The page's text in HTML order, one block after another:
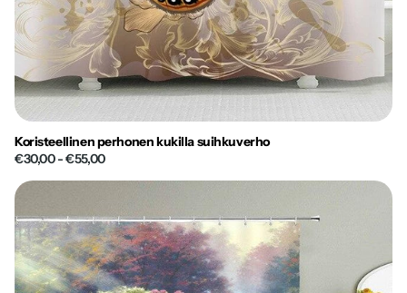
Koristeellinen perhonen kukilla suihkuverho
€30,00- €55,00